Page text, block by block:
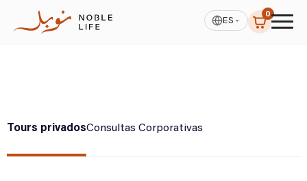
ES
0
Tours privadosConsultas Corporativas